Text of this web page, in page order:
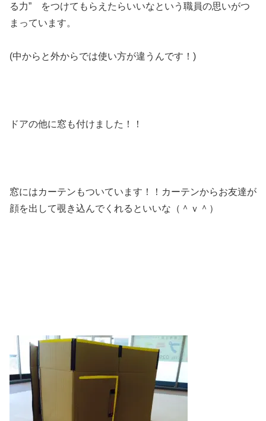
る力” をつけてもらえたらいいなという職員の思いがつ
まっています。
(中からと外からでは使い方が違うんです！)
ドアの他に窓も付けました！！
窓にはカーテンもついています！！カーテンからお友達が
顔を出して覗き込んでくれるといいな（＾ｖ＾）